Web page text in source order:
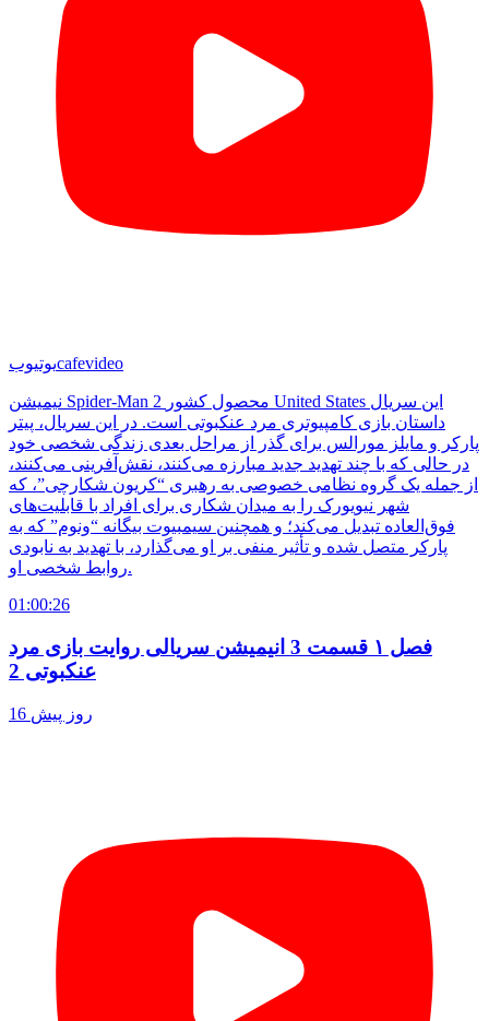
یوتیوبcafevideo
نیمیشن Spider-Man 2 محصول کشور United States این سریال
داستان بازی کامپیوتری مرد عنکبوتی است. در این سریال، پیتر
پارکر و مایلز مورالس برای گذر از مراحل بعدی زندگی شخصی خود
در حالی که با چند تهدید جدید مبارزه می‌کنند، نقش‌آفرینی می‌کنند،
از جمله یک گروه نظامی خصوصی به رهبری “کریون شکارچی”، که
شهر نیویورک را به میدان شکاری برای افراد با قابلیت‌های
فوق‌العاده تبدیل می‌کند؛ و همچنین سیمبیوت بیگانه “ونوم” که به
پارکر متصل شده و تأثیر منفی بر او می‌گذارد، با تهدید به نابودی
روابط شخصی او.
01:00:26
فصل ۱ قسمت 3 انیمیشن سریالی روایت بازی مرد
عنکبوتی 2
16 روز پیش